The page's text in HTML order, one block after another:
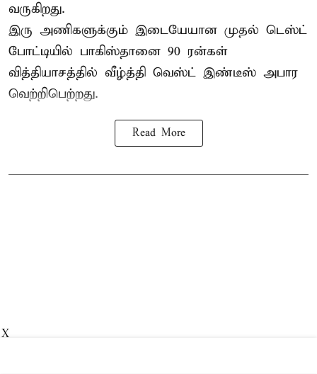
வருகிறது.
இரு அணிகளுக்கும் இடையேயான முதல் டெஸ்ட்
போட்டியில் பாகிஸ்தானை 90 ரன்கள்
வித்தியாசத்தில் வீழ்த்தி வெஸ்ட் இண்டீஸ் அபார
வெற்றிபெற்றது.
Read More
X